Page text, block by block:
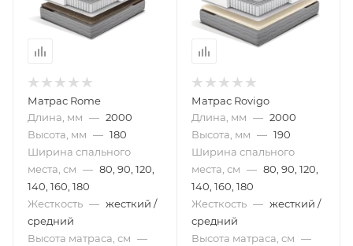
Матрас Rome
Длина, мм — 2000
Высота, мм — 180
Ширина спального
места, см — 80, 90, 120,
140, 160, 180
Жесткость — жесткий /
средний
Высота матраса, см —
Матрас Rovigo
Длина, мм — 2000
Высота, мм — 190
Ширина спального
места, см — 80, 90, 120,
140, 160, 180
Жесткость — жесткий /
средний
Высота матраса, см —